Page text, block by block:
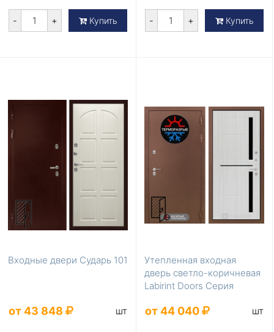
- + Купить - + Купить
Входные двери Сударь 101
от 43 848 шт
Утепленная входная
дверь светло-коричневая
Labirint Doors Серия
от 44 040 шт